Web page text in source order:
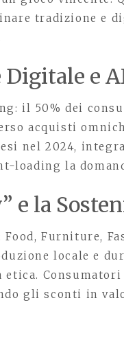
tradizione e
e
il 50% dei
acquisti
nel 2024,
loading la
e la
Food, Furniture,
locale e
etica.
gli sconti in